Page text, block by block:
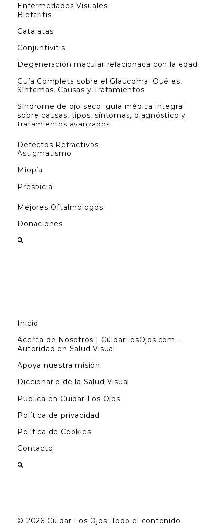
Enfermedades Visuales
Blefaritis
Cataratas
Conjuntivitis
Degeneración macular relacionada con la edad
Guía Completa sobre el Glaucoma: Qué es,
Síntomas, Causas y Tratamientos
Síndrome de ojo seco: guía médica integral
sobre causas, tipos, síntomas, diagnóstico y
tratamientos avanzados
Defectos Refractivos
Astigmatismo
Miopía
Presbicia
Mejores Oftalmólogos
Donaciones
Inicio
Acerca de Nosotros | CuidarLosOjos.com –
Autoridad en Salud Visual
Apoya nuestra misión
Diccionario de la Salud Visual
Publica en Cuidar Los Ojos
Política de privacidad
Política de Cookies
Contacto
© 2026 Cuidar Los Ojos. Todo el contenido